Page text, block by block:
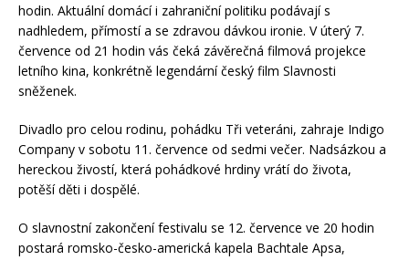
hodin. Aktuální domácí i zahraniční politiku podávají s
nadhledem, přímostí a se zdravou dávkou ironie. V úterý 7.
července od 21 hodin vás čeká závěrečná filmová projekce
letního kina, konkrétně legendární český film Slavnosti
sněženek.
Divadlo pro celou rodinu, pohádku Tři veteráni, zahraje Indigo
Company v sobotu 11. července od sedmi večer. Nadsázkou a
hereckou živostí, která pohádkové hrdiny vrátí do života,
potěší děti i dospělé.
O slavnostní zakončení festivalu se 12. července ve 20 hodin
postará romsko-česko-americká kapela Bachtale Apsa,